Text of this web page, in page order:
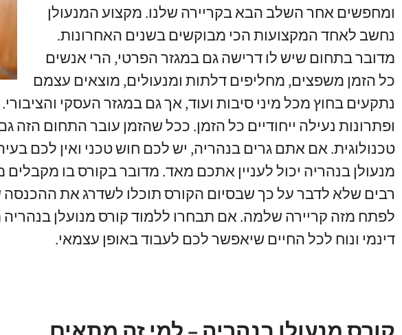
ומחפשים אחר השלב הבא בקריירה שלנו. מקצוע המנעולן
נחשב לאחד המקצועות הכי מבוקשים בשנים האחרונות.
מדובר בתחום שיש לו דרישה גם במגזר הפרטי, הרי אנשים
כל הזמן משפצים, מחליפים דלתות ומנעולים, מוצאים עצמם
נתקעים בחוץ מכל מיני סיבות ועוד,אך גם במגזר העסקי והציבורי.
ופתרונות נעילה ייחודיים כל הזמן. ככל שהזמן עובר התחום הזה
טכנולוגית.אם אתם גרים בנהריה, יש לכם חוש טכני ואין לכם
מנעולן בנהריה יכול לעניין אתכם מאד. מדובר בקורס בו מקבלים
רבים שלא לדבר על כך שבסיום הקורס תוכלו לשדרג את
לפתח מזה קריירה שלמה.אם תבחרו ללמוד קורס מנועלן בנהריה
דינמי ונוח לכל החיים שיאפשר לכם לעבוד באופן עצמאי.